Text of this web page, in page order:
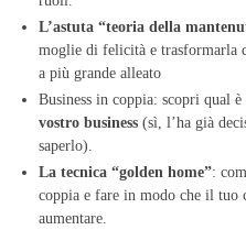
L’astuta “teoria della
moglie di felicità e trasformarla
a più grande alleato
Business in coppia: scopri qual è
vostro business (sì, l’ha già
saperlo).
La tecnica “golden home”:
coppia e fare in modo che il tuo
aumentare.